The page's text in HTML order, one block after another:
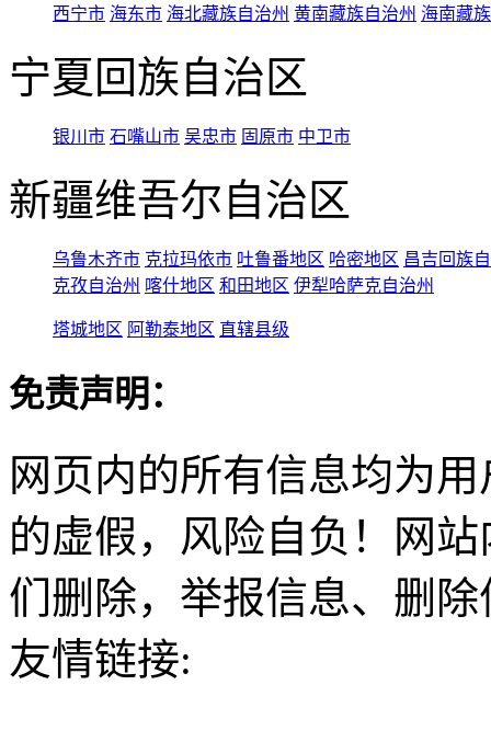
西宁市 海东市 海北藏族自治州 黄南藏族自治州 海南藏
宁夏回族自治区
银川市 石嘴山市 吴忠市 固原市 中卫市
新疆维吾尔自治区
乌鲁木齐市 克拉玛依市 吐鲁番地区 哈密地区 昌吉回族
克孜自治州 喀什地区 和田地区 伊犁哈萨克自治州
塔城地区 阿勒泰地区 直辖县级
免责声明：
网页内的所有信息均为
的虚假，风险自负！网
们删除，举报信息、删
友情链接: